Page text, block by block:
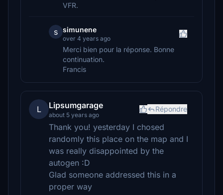
VFR.
s simunene
over 4 years ago
Merci bien pour la réponse. Bonne
continuation.
Francis
L Lipsumgarage
about 5 years ago
Répondre
Thank you! yesterday I chosed
randomly this place on the map and I
was really disappointed by the
autogen :D
Glad someone addressed this in a
proper way